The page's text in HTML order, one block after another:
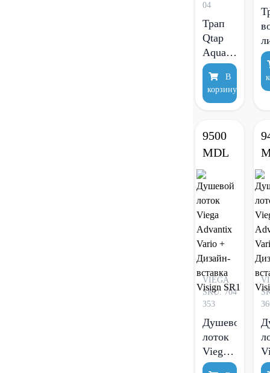
04
Трап
Qtap
Aquarius
линейный
В
корзину
с
9500
MDL
VIEGA
SKU: 704
353
Душевой
лоток
Viega
Advantix